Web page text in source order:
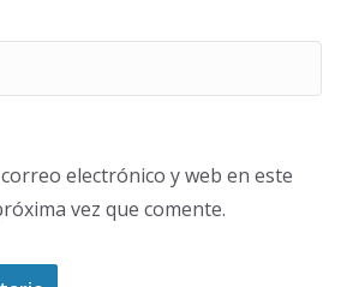
electrónico y web en este
vez que comente.